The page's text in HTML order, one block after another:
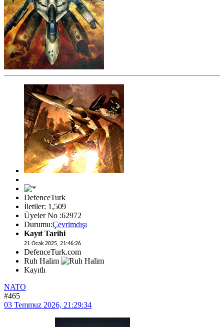
DefenceTurk
İletiler: 1,509
Üyeler No :62972
Durumu:Çevrimdışı
Kayıt Tarihi
21 Ocak 2025, 21:46:26
DefenceTurk.com
Ruh Halim
Kayıtlı
NATO
#465
03 Temmuz 2026, 21:29:34